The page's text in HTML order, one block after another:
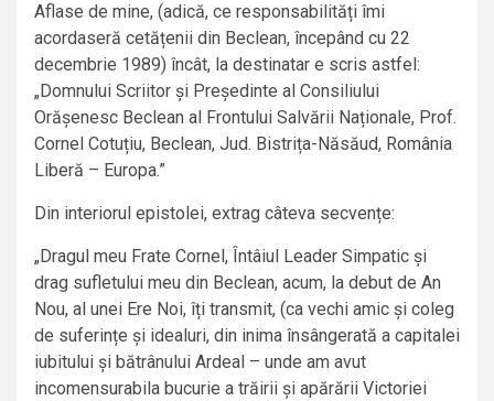
Aflase de mine, (adică, ce responsabilități îmi
acordaseră cetățenii din Beclean, începând cu 22
decembrie 1989) încât, la destinatar e scris astfel:
„Domnului Scriitor și Președinte al Consiliului
Orășenesc Beclean al Frontului Salvării Naționale, Prof.
Cornel Cotuțiu, Beclean, Jud. Bistrița-Năsăud, România
Liberă – Europa.”
Din interiorul epistolei, extrag câteva secvențe:
„Dragul meu Frate Cornel, Întâiul Leader Simpatic și
drag sufletului meu din Beclean, acum, la debut de An
Nou, al unei Ere Noi, îți transmit, (ca vechi amic și coleg
de suferințe și idealuri, din inima însângerată a capitalei
iubitului și bătrânului Ardeal – unde am avut
incomensurabila bucurie a trăirii și apărării Victoriei